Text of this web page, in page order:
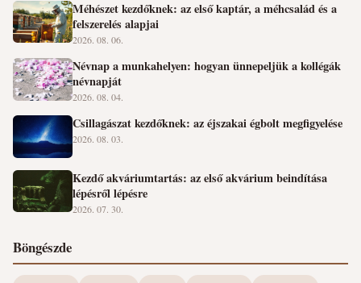
Méhészet kezdőknek: az első kaptár, a méhcsalád és a
felszerelés alapjai
2026. 08. 06.
Névnap a munkahelyen: hogyan ünnepeljük a kollégák
névnapját
2026. 08. 04.
Csillagászat kezdőknek: az éjszakai égbolt megfigyelése
2026. 08. 03.
Kezdő akváriumtartás: az első akvárium beindítása
lépésről lépésre
2026. 07. 30.
Böngészde